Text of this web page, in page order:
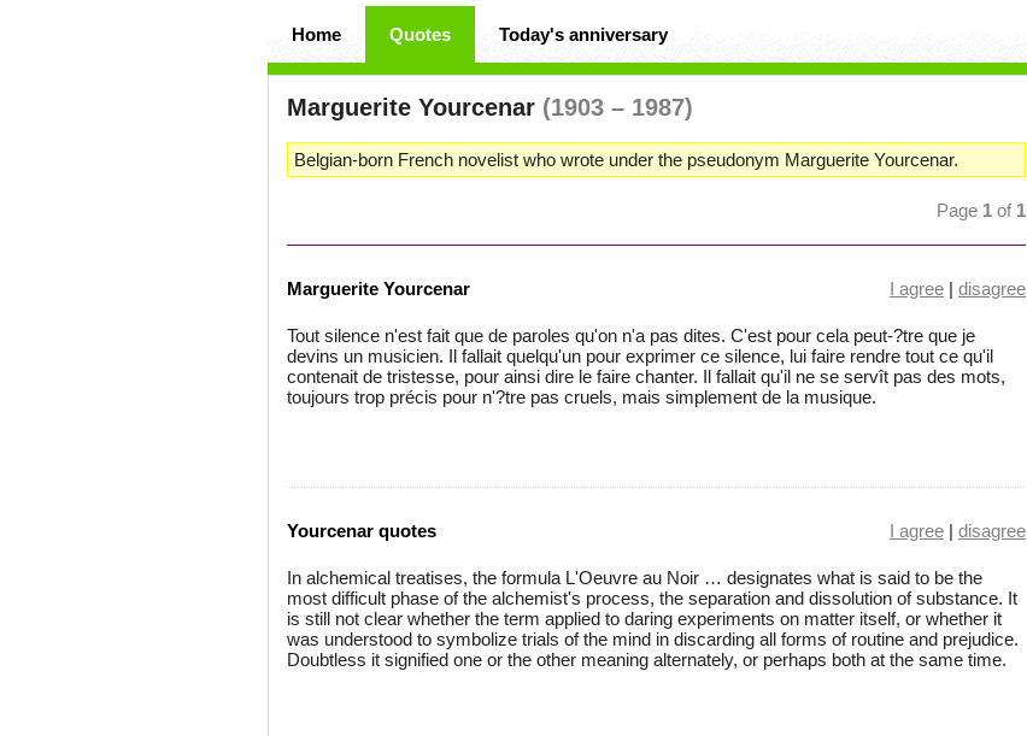
Home Quotes Today's anniversary
Marguerite Yourcenar (1903 – 1987)
Belgian-born French novelist who wrote under the pseudonym Marguerite Yourcenar.
Page 1 of 1
Marguerite Yourcenar I agree | disagree
Tout silence n'est fait que de paroles qu'on n'a pas dites. C'est pour cela peut-?tre que je
devins un musicien. Il fallait quelqu'un pour exprimer ce silence, lui faire rendre tout ce qu'il
contenait de tristesse, pour ainsi dire le faire chanter. Il fallait qu'il ne se servît pas des mots,
toujours trop précis pour n'?tre pas cruels, mais simplement de la musique.
Yourcenar quotes I agree | disagree
In alchemical treatises, the formula L'Oeuvre au Noir … designates what is said to be the
most difficult phase of the alchemist's process, the separation and dissolution of substance. It
is still not clear whether the term applied to daring experiments on matter itself, or whether it
was understood to symbolize trials of the mind in discarding all forms of routine and prejudice.
Doubtless it signified one or the other meaning alternately, or perhaps both at the same time.